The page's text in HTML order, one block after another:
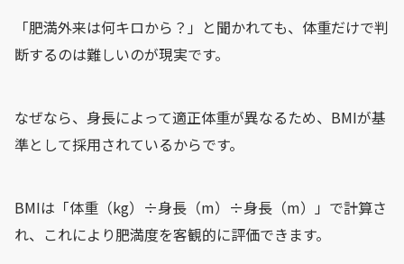
「肥満外来は何キロから？」と聞かれても、体重だけで判
断するのは難しいのが現実です。
なぜなら、身長によって適正体重が異なるため、BMIが基
準として採用されているからです。
BMIは「体重（kg）÷身長（m）÷身長（m）」で計算さ
れ、これにより肥満度を客観的に評価できます。